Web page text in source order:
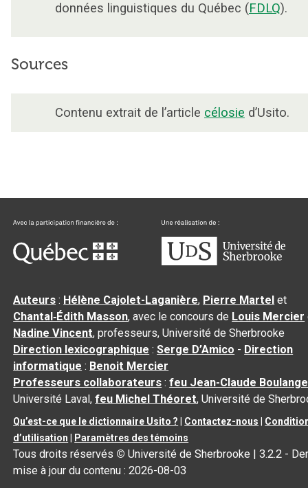
données linguistiques du Québec (FDLQ).
Sources
Contenu extrait de l’article célosie d’Usito.
Auteurs : Hélène Cajolet-Laganière, Pierre Martel et
Chantal‑Édith Masson, avec le concours de Louis Mercier
Nadine Vincent, professeurs, Université de Sherbrooke
Direction lexicographique :Serge D’Amico - Direction
informatique : Benoit Mercier
Professeurs collaborateurs :feu Jean-Claude
Université Laval,feu Michel Théoret, Université de
Qu’est-ce que le dictionnaire Usito ? Contactez-nous
d’utilisation
Paramètres des témoins
Tous droits réservés © Université de Sherbrooke |3.2.2 -
mise à jour du contenu :2026-08-03